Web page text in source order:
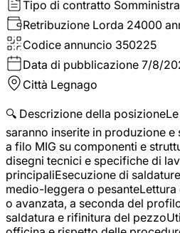
Tipo di contratto
Retribuzione Lorda 24000
Codice annuncio 350225
Data di pubblicazione 7/8/
Città Legnago
🔍 Descrizione della
saranno inserite in produzione
a filo MIG su componenti e
disegni tecnici e specifiche di
principaliEsecuzione di
medio-leggera o
o avanzata, a seconda del
saldatura e rifinitura del